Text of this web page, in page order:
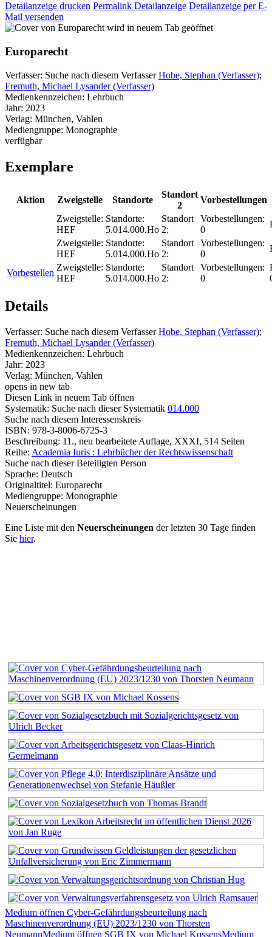
Detailanzeige drucken Permalink Detailanzeige Detailanzeige per E-
Mail versenden
wird in neuem Tab geöffnet
Europarecht
Verfasser: Suche nach diesem Verfasser Hobe, Stephan (Verfasser);
Fremuth, Michael Lysander (Verfasser)
Medienkennzeichen: Lehrbuch
Jahr: 2023
Verlag: München, Vahlen
Mediengruppe: Monographie
verfügbar
Exemplare
Aktion Zweigstelle Standorte
Standort
2
Vorbestellungen
Zweigstelle:
HEF
Standorte:
5.014.000.Ho
Standort
2:
Vorbestellungen:
0
Zweigstelle:
HEF
Standorte:
5.014.000.Ho
Standort
2:
Vorbestellungen:
0
Vorbestellen
Zweigstelle:
HEF
Standorte:
5.014.000.Ho
Standort
2:
Vorbestellungen:
0
Details
Verfasser: Suche nach diesem Verfasser Hobe, Stephan (Verfasser);
Fremuth, Michael Lysander (Verfasser)
Medienkennzeichen: Lehrbuch
Jahr: 2023
Verlag: München, Vahlen
opens in new tab
Diesen Link in neuem Tab öffnen
Systematik: Suche nach dieser Systematik 014.000
Suche nach diesem Interessenskreis
ISBN: 978-3-8006-6725-3
Beschreibung: 11., neu bearbeitete Auflage, XXXI, 514 Seiten
Reihe: Academia Iuris : Lehrbücher der Rechtswissenschaft
Suche nach dieser Beteiligten Person
Sprache: Deutsch
Originaltitel: Europarecht
Mediengruppe: Monographie
Neuerscheinungen
Eine Liste mit den Neuerscheinungen der letzten 30 Tage finden
Sie hier.
Medium öffnen Cyber-Gefährdungsbeurteilung nach
Maschinenverordnung (EU) 2023/1230 von Thorsten
NeumannMedium öffnen SGB IX von Michael KossensMedium